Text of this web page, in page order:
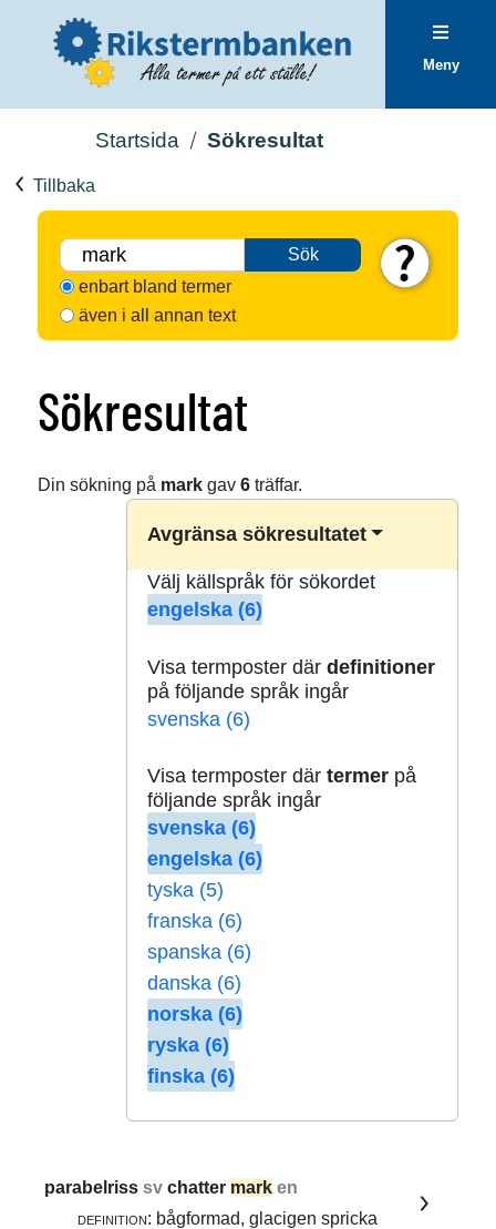
Meny
Startsida Sökresultat
Tillbaka
Sök
enbart bland termer
även i all annan text
Sökresultat
Din sökning på markgav 6träffar.
Avgränsa sökresultatet
Välj källspråk för sökordet
engelska (6)
Visa termposter där definitioner
på följande språk ingår
svenska (6)
Visa termposter där termerpå
följande språk ingår
svenska (6)
engelska (6)
tyska (5)
franska (6)
spanska (6)
danska (6)
norska (6)
ryska (6)
finska (6)
parabelrisssvchatter mark en
definition: bågformad, glacigen spricka